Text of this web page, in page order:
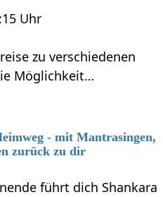
Uhr
zu verschiedenen
Möglichkeit…
- mit Mantrasingen,
zurück zu dir
führt dich Shankara